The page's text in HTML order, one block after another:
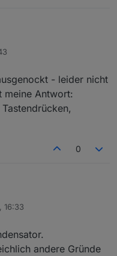
- leider nicht
meine Antwort:
0
meine Antwort:
16:33
andere Gründe